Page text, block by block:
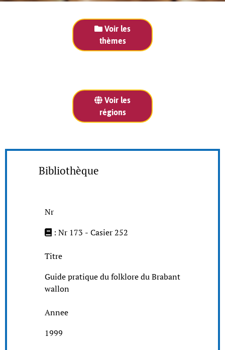
Voir les
thèmes
Voir les
régions
Bibliothèque
Nr
: Nr 173 - Casier 252
Titre
Guide pratique du folklore du Brabant
wallon
Annee
1999